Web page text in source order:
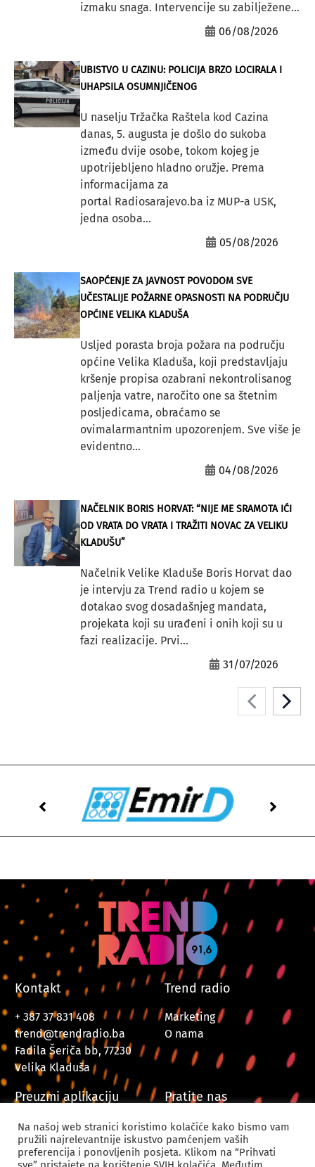
izmaku snaga. Intervencije su zabilježene...
06/08/2026
UBISTVO U CAZINU: POLICIJA BRZO LOCIRALA I
UHAPSILA OSUMNJIČENOG
U naselju Tržačka Raštela kod Cazina
danas, 5. augusta je došlo do sukoba
između dvije osobe, tokom kojeg je
upotrijebljeno hladno oružje. Prema
informacijama za
portal Radiosarajevo.ba iz MUP-a USK,
jedna osoba...
05/08/2026
SAOPĆENJE ZA JAVNOST POVODOM SVE
UČESTALIJE POŽARNE OPASNOSTI NA PODRUČJU
OPĆINE VELIKA KLADUŠA
Usljed porasta broja požara na području
općine Velika Kladuša, koji predstavljaju
kršenje propisa ozabrani nekontrolisanog
paljenja vatre, naročito one sa štetnim
posljedicama, obraćamo se
ovimalarmantnim upozorenjem. Sve više je
evidentno...
04/08/2026
NAČELNIK BORIS HORVAT: “NIJE ME SRAMOTA IĆI
OD VRATA DO VRATA I TRAŽITI NOVAC ZA VELIKU
KLADUŠU”
Načelnik Velike Kladuše Boris Horvat dao
je intervju za Trend radio u kojem se
dotakao svog dosadašnjeg mandata,
projekata koji su urađeni i onih koji su u
fazi realizacije. Prvi...
31/07/2026
Kontakt
+ 387 37 831 408
trend@trendradio.ba
Fadila Šeriča bb, 77230
Velika Kladuša
Trend radio
Marketing
O nama
Preuzmi aplikaciju Pratite nas
Na našoj web stranici koristimo kolačiće kako bismo vam
pružili najrelevantnije iskustvo pamćenjem vaših
preferencija i ponovljenih posjeta. Klikom na “Prihvati